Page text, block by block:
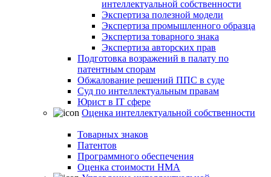
интеллектуальной собственности
Экспертиза полезной модели
Экспертиза промышленного образца
Экспертиза товарного знака
Экспертиза авторских прав
Подготовка возражений в палату по
патентным спорам
Обжалование решений ППС в суде
Суд по интеллектуальным правам
Юрист в IT сфере
Оценка интеллектуальной собственности
Товарных знаков
Патентов
Программного обеспечения
Оценка стоимости НМА